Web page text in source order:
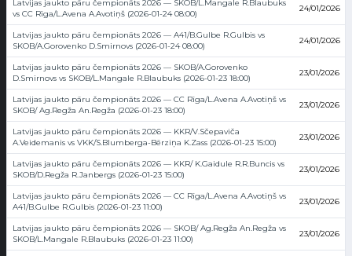
Latvijas jaukto pāru čempionāts 2026 — SKOB/L.Mangale R.Blaubuks
vs CC Rīga/L.Avena A.Avotiņš (2026-01-24 08:00)
24/01/2026
Latvijas jaukto pāru čempionāts 2026 — A41/B.Gulbe R.Gulbis vs
SKOB/A.Gorovenko D.Smirnovs (2026-01-24 08:00)
24/01/2026
Latvijas jaukto pāru čempionāts 2026 — SKOB/A.Gorovenko
D.Smirnovs vs SKOB/L.Mangale R.Blaubuks (2026-01-23 18:00)
23/01/2026
Latvijas jaukto pāru čempionāts 2026 — CC Rīga/L.Avena A.Avotiņš vs
SKOB/ Ag.Regža An.Regža (2026-01-23 18:00)
23/01/2026
Latvijas jaukto pāru čempionāts 2026 — KKR/V.Sčepaviča
A.Veidemanis vs VKK/S.Blumberga-Bērziņa K.Zass (2026-01-23 15:00)
23/01/2026
Latvijas jaukto pāru čempionāts 2026 — KKR/ K.Gaidule R.R.Buncis vs
SKOB/D.Regža R.Janbergs (2026-01-23 15:00)
23/01/2026
Latvijas jaukto pāru čempionāts 2026 — CC Rīga/L.Avena A.Avotiņš vs
A41/B.Gulbe R.Gulbis (2026-01-23 11:00)
23/01/2026
Latvijas jaukto pāru čempionāts 2026 — SKOB/ Ag.Regža An.Regža vs
SKOB/L.Mangale R.Blaubuks (2026-01-23 11:00)
23/01/2026